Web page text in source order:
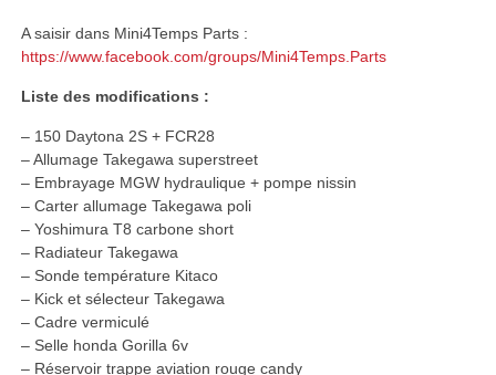
A saisir dans Mini4Temps Parts :
https://www.facebook.com/groups/Mini4Temps.Parts
Liste des modifications :
– 150 Daytona 2S + FCR28
– Allumage Takegawa superstreet
– Embrayage MGW hydraulique + pompe nissin
– Carter allumage Takegawa poli
– Yoshimura T8 carbone short
– Radiateur Takegawa
– Sonde température Kitaco
– Kick et sélecteur Takegawa
– Cadre vermiculé
– Selle honda Gorilla 6v
– Réservoir trappe aviation rouge candy